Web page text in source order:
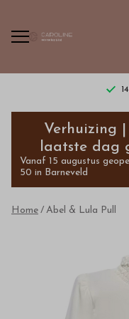
Abel
&
Lula
Pull
Verhuizing
laatste dag
Vanaf 15 augustus
50 in Barneveld
Home Abel & Lula Pull